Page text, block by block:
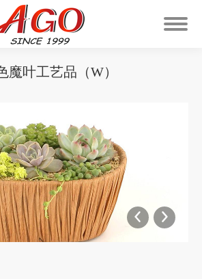
魔叶工艺品（W）